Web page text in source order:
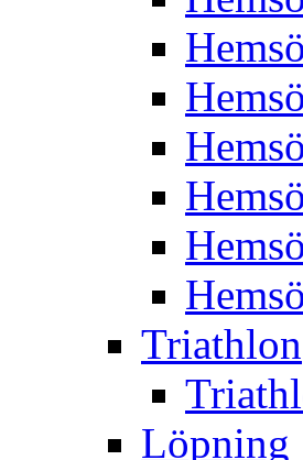
Triathlon
Löpning